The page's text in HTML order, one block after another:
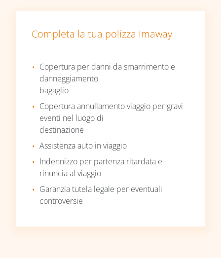
Completa la tua polizza Imaway
Copertura per danni da smarrimento e
danneggiamento
bagaglio
Copertura annullamento viaggio per gravi
eventi nel luogo di
destinazione
Assistenza auto in viaggio
Indennizzo per partenza ritardata e
rinuncia al viaggio
Garanzia tutela legale per eventuali
controversie